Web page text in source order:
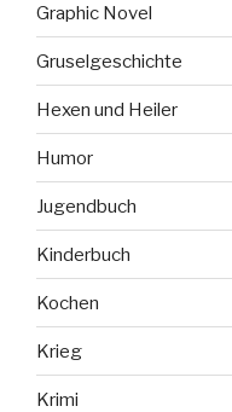
Graphic Novel
Gruselgeschichte
Hexen und Heiler
Humor
Jugendbuch
Kinderbuch
Kochen
Krieg
Krimi